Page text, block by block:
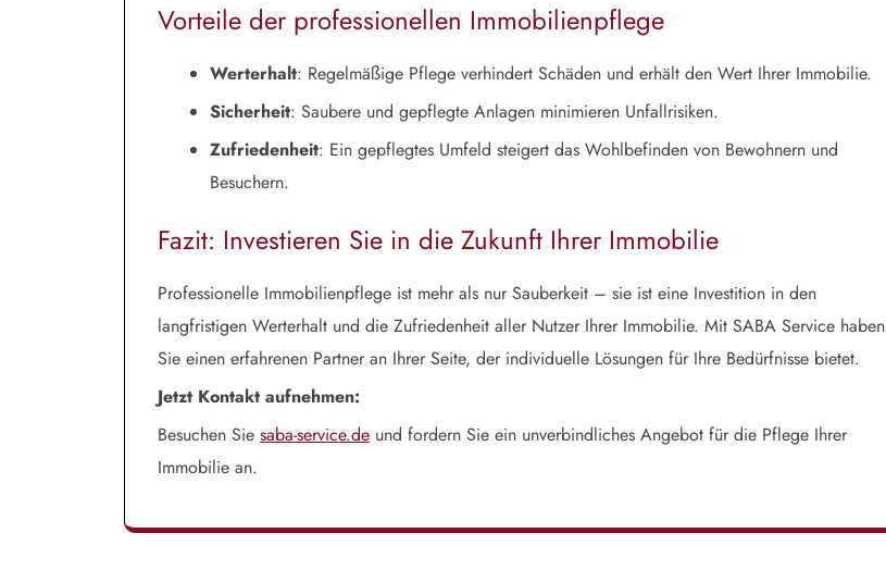
Vorteile der professionellen Immobilienpflege
Werterhalt: Regelmäßige Pflege verhindert Schäden und erhält den Wert Ihrer Immobilie.
Sicherheit: Saubere und gepflegte Anlagen minimieren Unfallrisiken.
Zufriedenheit: Ein gepflegtes Umfeld steigert das Wohlbefinden von Bewohnern und
Besuchern.
Fazit: Investieren Sie in die Zukunft Ihrer Immobilie
Professionelle Immobilienpflege ist mehr als nur Sauberkeit – sie ist eine Investition in den
langfristigen Werterhalt und die Zufriedenheit aller Nutzer Ihrer Immobilie. Mit SABA Service haben
Sie einen erfahrenen Partner an Ihrer Seite, der individuelle Lösungen für Ihre Bedürfnisse bietet.
Jetzt Kontakt aufnehmen:
Besuchen Sie saba-service.de und fordern Sie ein unverbindliches Angebot für die Pflege Ihrer
Immobilie an.